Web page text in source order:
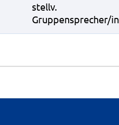
stellv.
Gruppensprecher/in